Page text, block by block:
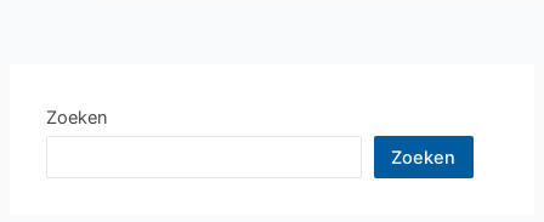
Zoeken
Zoeken